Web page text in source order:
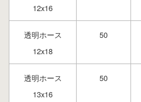
12x16
透明ホース
12x18
50
透明ホース
13x16
50